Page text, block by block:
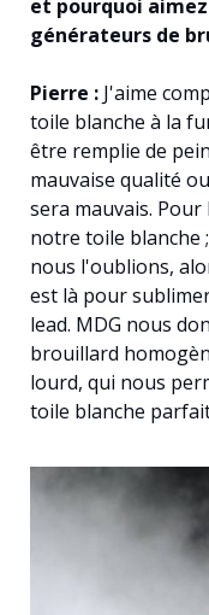
et pourquoi
générateurs de
Pierre : J'aime
toile blanche à la
être remplie de
mauvaise qualité
sera mauvais.
notre toile blanche
nous l'oublions,
est là pour
lead. MDG nous
brouillard
lourd, qui nous
toile blanche